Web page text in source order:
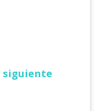
siguiente